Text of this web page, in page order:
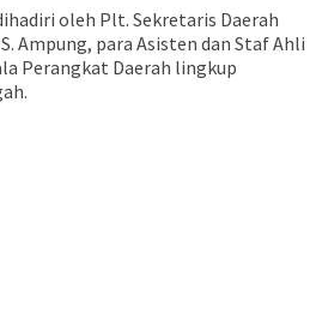
oleh Plt. Sekretaris Daerah
Ampung, para Asisten dan Staf Ahli
Perangkat Daerah lingkup